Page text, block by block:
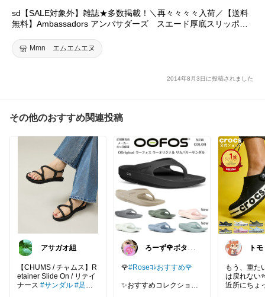
sd【SALE対象外】雑誌★多数掲載！＼再々々々々入荷／【送料
無料】Ambassadors アンバサダーズ スエード厚底スリッポン
ニーカーMmn エムエムエヌ
2014年8月3日に投稿されました
その他のおすすめ関連投稿
アサガオ組
【CHUMS / チャムス】R
etainer Slide On / リテイ
ナース #サンダル #足元
ろーず🌹ボタニ
屋さん
🌹#Roseｺﾚおすすめ🌹
✨おすすめコレクション
トモ
てル
もう、重た
は戻れない
近所にちょ